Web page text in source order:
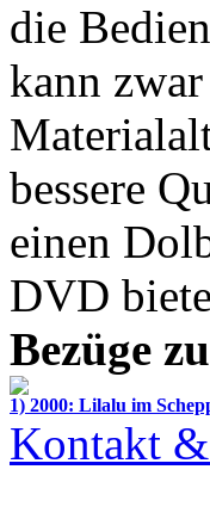
die
kann
bessere
einen
DVD
Bezüge
1) 2000: Lilalu im
Kontakt